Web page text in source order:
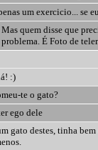
um exercicio... se
Mas quem disse que
problema. É Foto de
:)
te o gato?
ego dele
gato destes, tinha